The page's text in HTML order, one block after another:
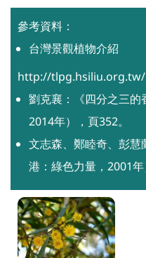
參考資料：
台灣景觀植物介紹
http://
劉克襄：《四分之三的
2014年），頁352。
文志森、鄭睦奇、彭慧
港：綠色力量，2001年